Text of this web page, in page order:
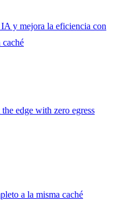
y mejora la eficiencia con
caché
edge with zero egress
a la misma caché